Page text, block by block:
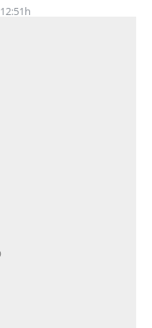
12:51h